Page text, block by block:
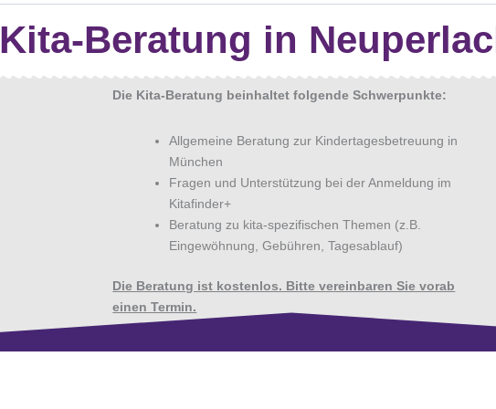
Kita-Beratung in
Die Kita-Beratung beinhaltet folgende Schwerpunkte:
Allgemeine Beratung zur Kindertagesbetreuung in
München
Fragen und Unterstützung bei der Anmeldung im
Kitafinder+
Beratung zu kita-spezifischen Themen (z.B.
Eingewöhnung, Gebühren, Tagesablauf)
Die Beratung ist kostenlos. Bitte vereinbaren Sie vorab
einen Termin.